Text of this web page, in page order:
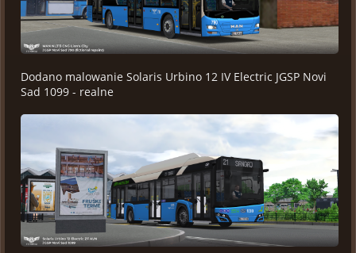
Dodano malowanie Solaris Urbino 12 IV Electric JGSP Novi
Sad 1099 - realne